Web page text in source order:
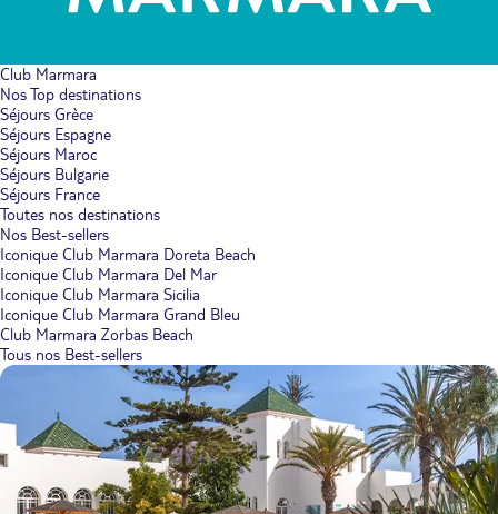
Club Marmara
Nos Top destinations
Séjours Grèce
Séjours Espagne
Séjours Maroc
Séjours Bulgarie
Séjours France
Toutes nos destinations
Nos Best-sellers
Iconique Club Marmara Doreta Beach
Iconique Club Marmara Del Mar
Iconique Club Marmara Sicilia
Iconique Club Marmara Grand Bleu
Club Marmara Zorbas Beach
Tous nos Best-sellers